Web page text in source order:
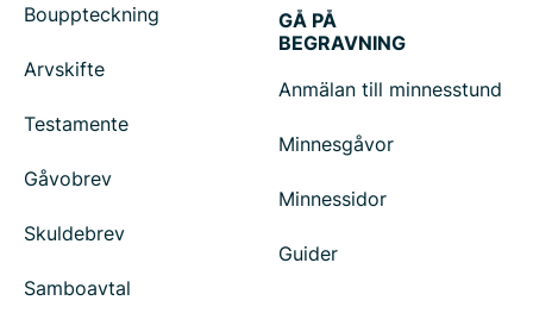
Bouppteckning
Arvskifte
Testamente
Gåvobrev
Skuldebrev
Samboavtal
GÅ PÅ
BEGRAVNING
Anmälan till minnesstund
Minnesgåvor
Minnessidor
Guider